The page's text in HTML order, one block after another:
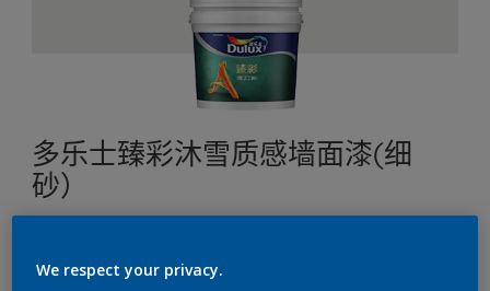
多乐士臻彩沐雪质感墙面漆(细
砂）
We respect your privacy.